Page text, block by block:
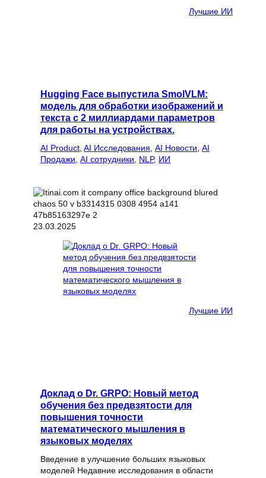
Лучшие ИИ
Hugging Face выпустила SmolVLM:
модель для обработки изображений и
текста с 2 миллиардами параметров
для работы на устройствах.
AI Product AI Исследования AI Новости AI
Продажи AI сотрудники NLP, ИИ
23.03.2025
Лучшие ИИ
Доклад о Dr. GRPO: Новый метод
обучения без предвзятости для
повышения точности
математического мышления в
языковых моделях
Введение в улучшение больших языковых
моделей Недавние исследования в области